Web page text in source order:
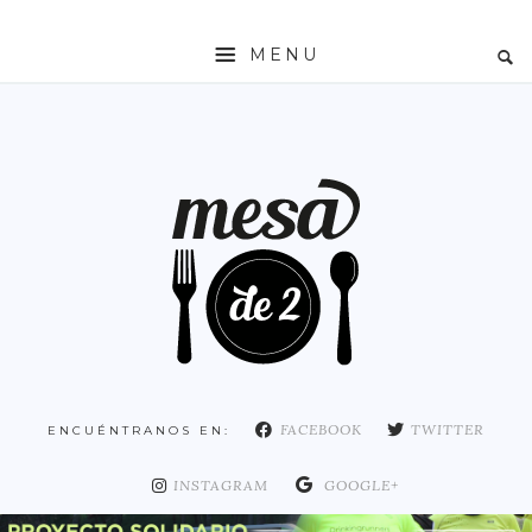
MENU
COMUNIDAD DE MADRID
DISTRITO ARGANZUELA
DISTRITO CHAMARTÍN
ENCUÉNTRANOS EN: FACEBOOK TWITTER
INSTAGRAM GOOGLE+